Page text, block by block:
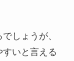
しょうが、
いと言える